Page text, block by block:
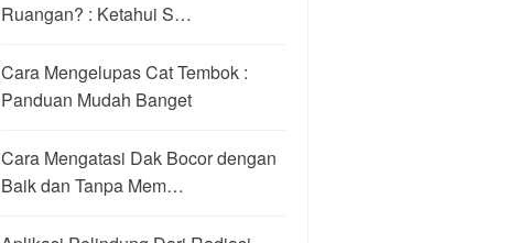
Ruangan? : Ketahui S…
Cara Mengelupas Cat Tembok :
Panduan Mudah Banget
Cara Mengatasi Dak Bocor dengan
Baik dan Tanpa Mem…